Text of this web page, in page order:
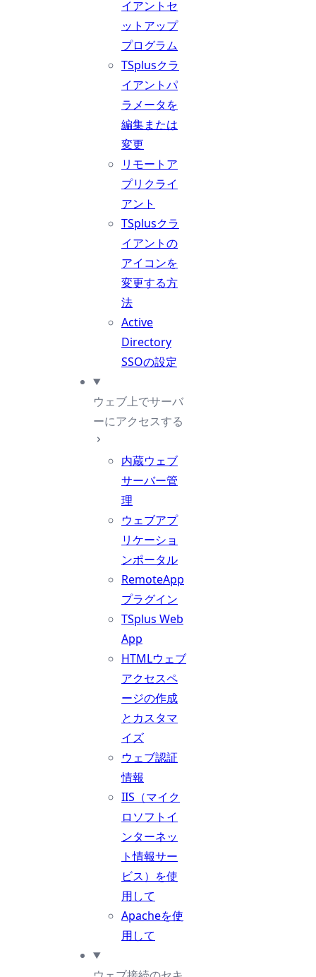
イアントセ
ットアップ
プログラム
TSplusクラ
イアントパ
ラメータを
編集または
変更
リモートア
プリクライ
アント
TSplusクラ
イアントの
アイコンを
変更する方
法
Active
Directory
SSOの設定
ウェブ上でサーバ
ーにアクセスする
内蔵ウェブ
サーバー管
理
ウェブアプ
リケーショ
ンポータル
RemoteApp
プラグイン
TSplus Web
App
HTMLウェブ
アクセスペ
ージの作成
とカスタマ
イズ
ウェブ認証
情報
IIS（マイク
ロソフトイ
ンターネッ
ト情報サー
ビス）を使
用して
Apacheを使
用して